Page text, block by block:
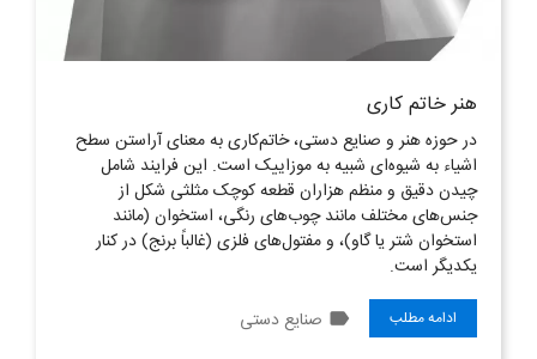
هنر خاتم‌ کاری
در حوزه هنر و صنایع دستی، خاتم‌کاری به معنای آراستن سطح
اشیاء به شیوه‌ای شبیه به موزاییک است. این فرایند شامل
چیدن دقیق و منظم هزاران قطعه کوچک مثلثی شکل از
جنس‌های مختلف مانند چوب‌های رنگی، استخوان (مانند
استخوان شتر یا گاو)، و مفتول‌های فلزی (غالباً برنج) در کنار
یکدیگر است.
ادامه مطلب label صنایع دستی